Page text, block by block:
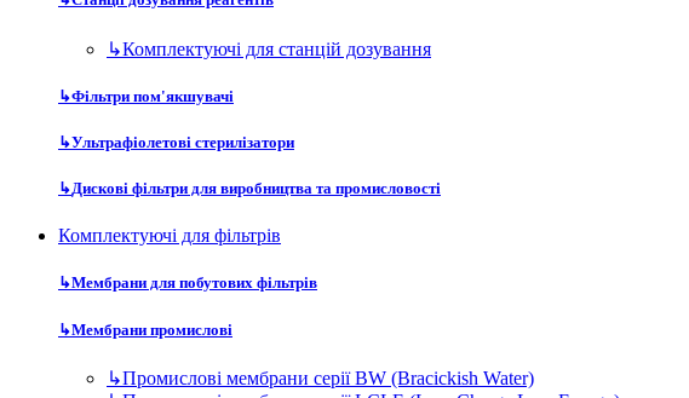
↳Комплектуючі для станцій дозування
↳Фільтри пом'якшувачі
↳Ультрафіолетові стерилізатори
↳Дискові фільтри для виробництва та промисловості
Комплектуючі для фільтрів
↳Мембрани для побутових фільтрів
↳Мембрани промислові
↳Промислові мембрани серії BW (Bracickish Water)